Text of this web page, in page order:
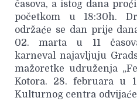
časova, a istog dana
početkom u 18:30h.
održaće se dan prije
02. marta u 11
karneval najavljuju
mažoretke udruženja
Kotora. 28. februara u
Kulturnog centra